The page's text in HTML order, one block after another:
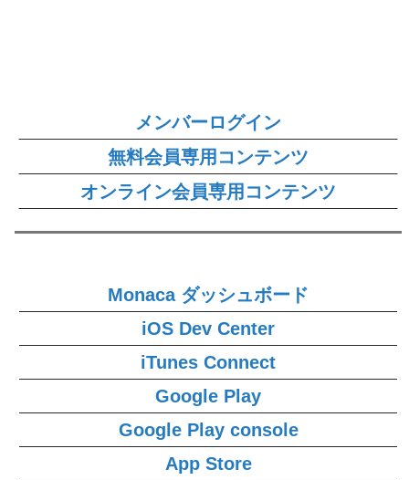
メンバーログイン
無料会員専用コンテンツ
オンライン会員専用コンテンツ
Monaca ダッシュボード
iOS Dev Center
iTunes Connect
Google Play
Google Play console
App Store